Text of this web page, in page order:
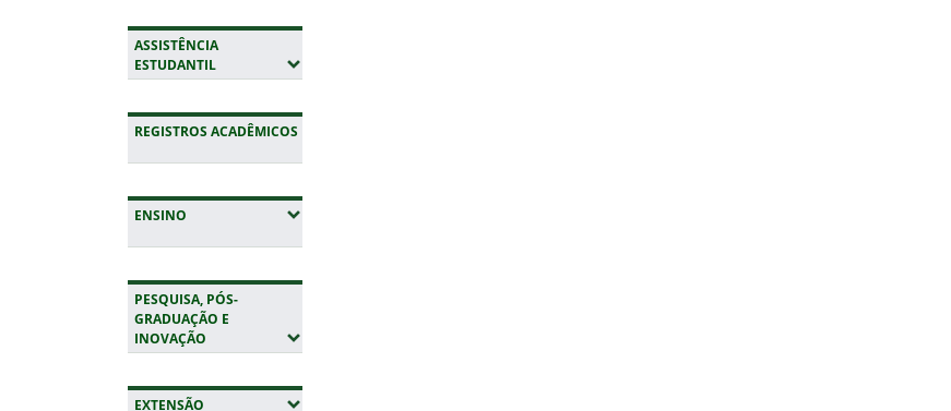
ASSISTÊNCIA
ESTUDANTIL(EXPANDIR SUBMENUS)
REGISTROS ACADÊMICOS
ENSINO (EXPANDIR SUBMENUS)
PESQUISA, PÓS-
GRADUAÇÃO E
INOVAÇÃO (EXPANDIR SUBMENUS)
EXTENSÃO (EXPANDIR SUBMENUS)